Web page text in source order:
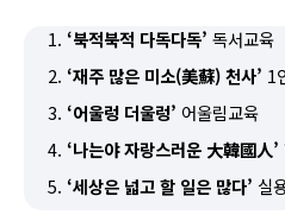
1. ‘북적북적 다독다독’ 독서교육
2. ‘재주 많은 미소(美蘇) 천사’ 1
3. ‘어울렁 더울렁’ 어울림교육
4. ‘나는야 자랑스러운 大韓國人’
5. ‘세상은 넓고 할 일은 많다’ 실